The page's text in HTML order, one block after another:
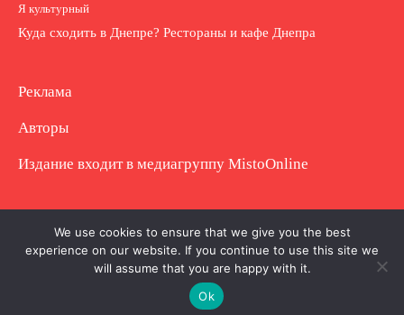
Я культурный
Куда сходить в Днепре? Рестораны и кафе Днепра
Реклама
Авторы
Издание входит в медиагруппу MistoOnline
Copyright © Полное использование материала
запрещено. Частично разрешено с гиперссылкой.
We use cookies to ensure that we give you the best
experience on our website. If you continue to use this site we
will assume that you are happy with it.
Ok